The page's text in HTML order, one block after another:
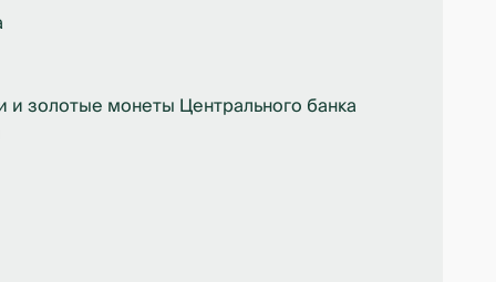
золотые монеты Центрального банка